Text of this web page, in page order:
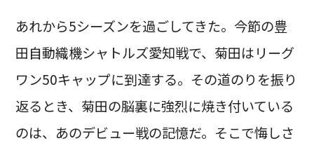
あれから5シーズンを過ごしてきた。今節の豊
田自動織機シャトルズ愛知戦で、菊田はリーグ
ワン50キャップに到達する。その道のりを振り
返るとき、菊田の脳裏に強烈に焼き付いている
のは、あのデビュー戦の記憶だ。そこで悔しさ